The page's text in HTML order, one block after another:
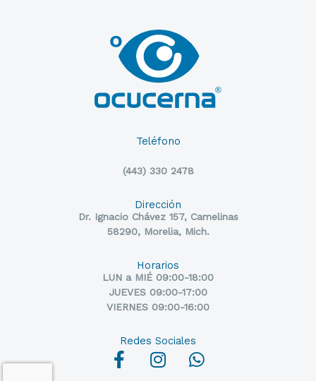
Teléfono
(443) 330 2478
Dirección
Dr. Ignacio Chávez 157, Camelinas
58290, Morelia, Mich.
Horarios
LUN a MIÉ 09:00-18:00
JUEVES 09:00-17:00
VIERNES 09:00-16:00
Redes Sociales
F
a
I
n
W
h